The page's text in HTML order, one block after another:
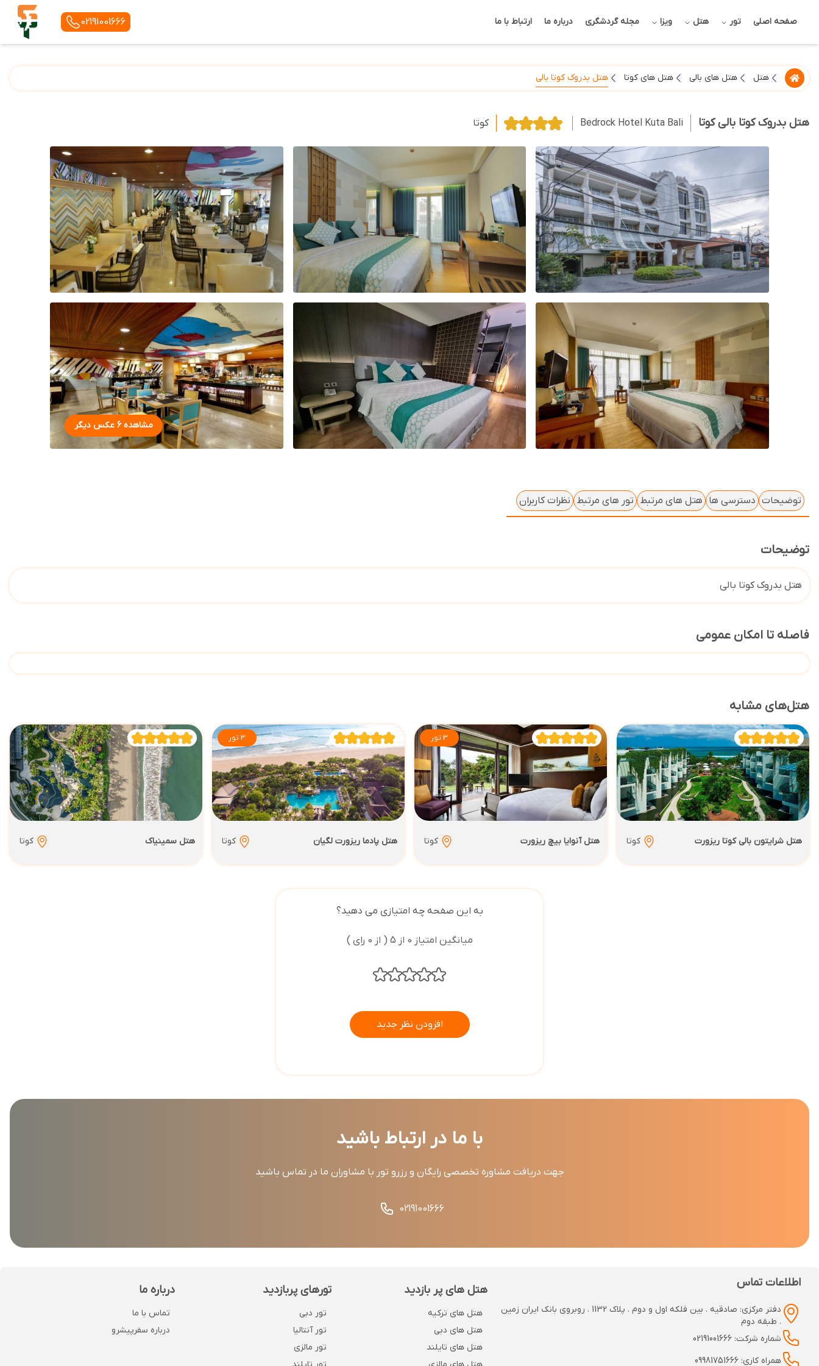
صفحه اصلی تور هتل ویزا مجله گردشگری درباره ما ارتباط با ما 02191001666
هتل هتل های بالی هتل های کوتا هتل بدروک کوتا بالی
هتل بدروک کوتا بالی کوتا Bedrock Hotel Kuta Bali کوتا
مشاهده 6 عکس دیگر
توضیحات دسترسی ها هتل های مرتبط تور های مرتبط نظرات کاربران
توضیحات
هتل بدروک کوتا بالی
فاصله تا امکان عمومی
هتل‌های مشابه
هتل شرایتون بالی کوتا ریزورت کوتا
3 تور
هتل آنوایا بیچ ریزورت کوتا
3 تور
هتل پادما ریزورت لگیان کوتا هتل سمینیاک کوتا
به این صفحه چه امتیازی می دهید؟
میانگین امتیاز 0 از 5 ( از 0 رای )
افزودن نظر جدید
با ما در ارتباط باشید
جهت دریافت مشاوره تخصصی رایگان و رزرو تور با مشاوران ما در تماس باشید
02191001666
اطلاعات تماس
دفتر مرکزی: صادقیه . بین فلکه اول و دوم . پلاک 1132 . روبروی بانک ایران زمین
. طبقه دوم
شماره شرکت: 02191001666
همراه کاری: 09981751666
هتل های پر بازدید
هتل های ترکیه
هتل های دبی
هتل های تایلند
تورهای پربازدید
تور دبی
تور آنتالیا
تور مالزی
درباره ما
تماس با ما
درباره سفرپیشرو